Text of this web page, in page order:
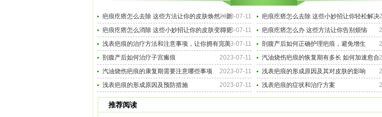
疤痕疙瘩怎么去除 这些方法让你的皮肤焕然一新2023-07-11 疤痕疙瘩怎么去除 这些小妙招让你轻松解决
疤痕疙瘩怎么消除 这些小妙招让你的皮肤变得更2023-07-11 疤痕疙瘩怎么办 这些方法让你告别烦恼
浅表疤痕的治疗方法和注意事项，让你拥有完美2023-07-11 剖腹产后如何正确护理疤痕，避免增生
剖腹产后如何治疗子宫瘢痕
2023-07-11 汽油烧伤疤痕的恢复期有多长 如何加速愈合
汽油烧伤疤痕的康复期需要注意哪些事项
2023-07-11 浅表疤痕的形成原因及其对皮肤的影响
浅表疤痕的形成原因及预防措施
2023-07-11 浅表疤痕的症状和治疗方案
推荐阅读